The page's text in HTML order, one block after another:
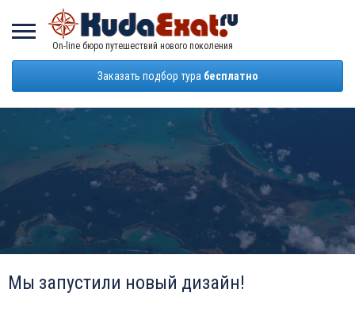
On-line бюро путешествий нового поколения
Заказать подбор тура бесплатно
Мы запустили новый дизайн!